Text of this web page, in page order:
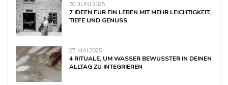
30. JUNI 2025
7 IDEEN FÜR EIN LEBEN MIT MEHR LEICHTIGKEIT,
TIEFE UND GENUSS
27. MAI 2025
4 RITUALE, UM WASSER BEWUSSTER IN DEINEN
ALLTAG ZU INTEGRIEREN